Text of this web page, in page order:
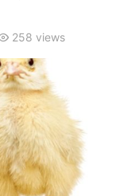
258 views